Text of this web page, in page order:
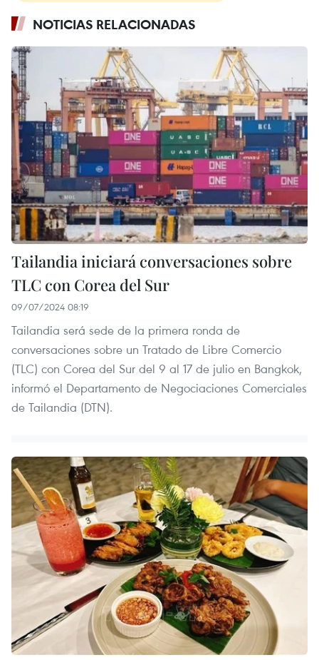
NOTICIAS RELACIONADAS
Tailandia iniciará conversaciones sobre
TLC con Corea del Sur
09/07/2024 08:19
Tailandia será sede de la primera ronda de
conversaciones sobre un Tratado de Libre Comercio
(TLC) con Corea del Sur del 9 al 17 de julio en Bangkok,
informó el Departamento de Negociaciones Comerciales
de Tailandia (DTN).